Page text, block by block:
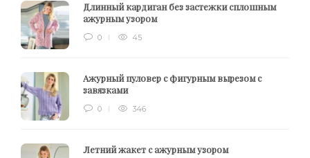
Длинный кардиган без застежки сплошным
ажурным узором
0 45
Ажурный пуловер с фигурным вырезом с
завязками
0 346
Летний жакет с ажурным узором